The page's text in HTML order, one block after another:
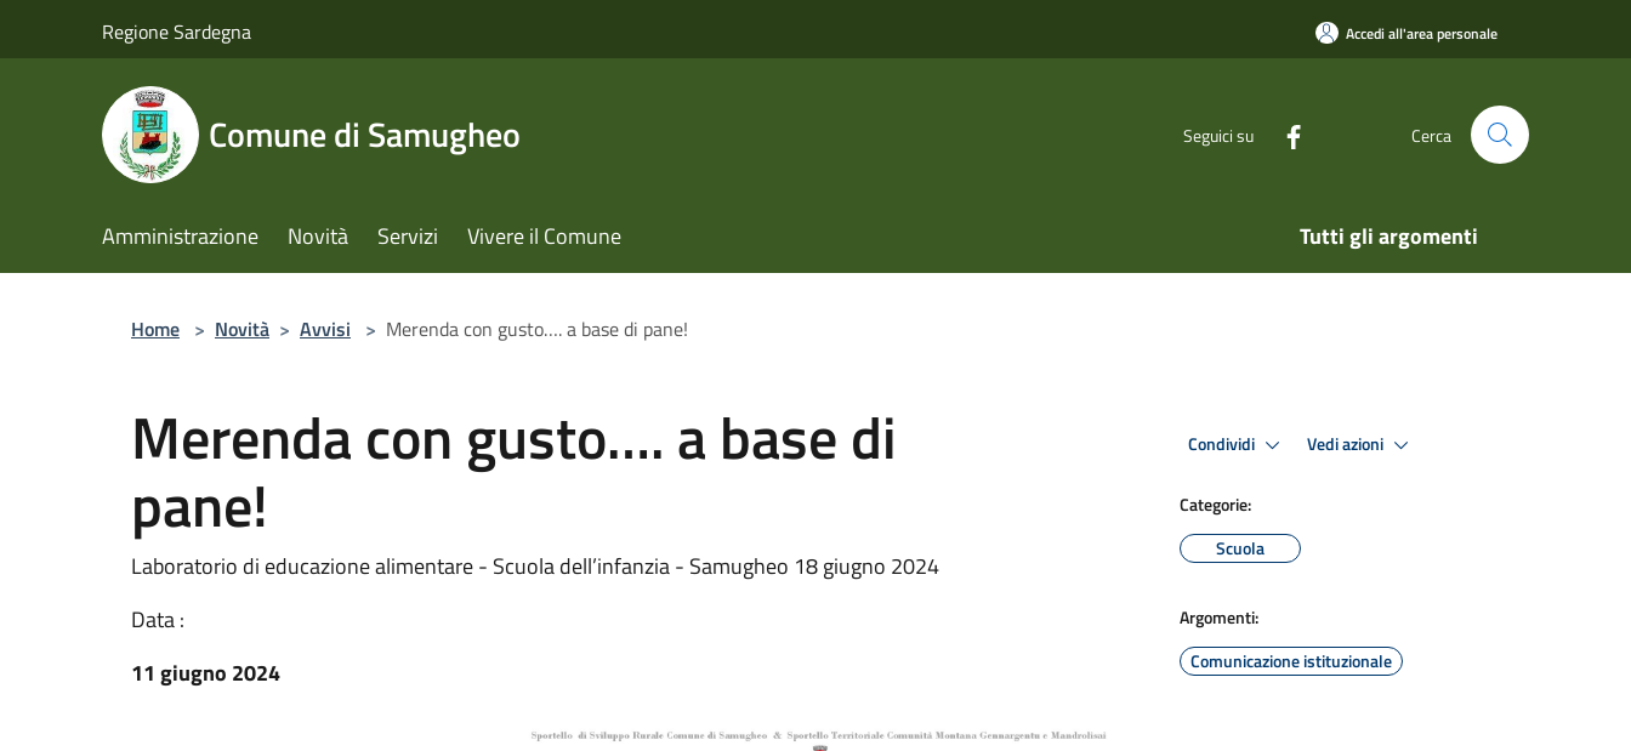
Regione Sardegna Accedi all'area personale
Comune di Samugheo Seguici su Cerca
Amministrazione Novità Servizi Vivere il Comune Tutti gli argomenti
Home > Novità > Avvisi > Merenda con gusto…. a base di pane!
Merenda con gusto…. a base di
pane!
Laboratorio di educazione alimentare - Scuola dell’infanzia - Samugheo 18 giugno 2024
Data :
11 giugno 2024
Condividi Vedi azioni
Categorie:
Scuola
Argomenti:
Comunicazione istituzionale